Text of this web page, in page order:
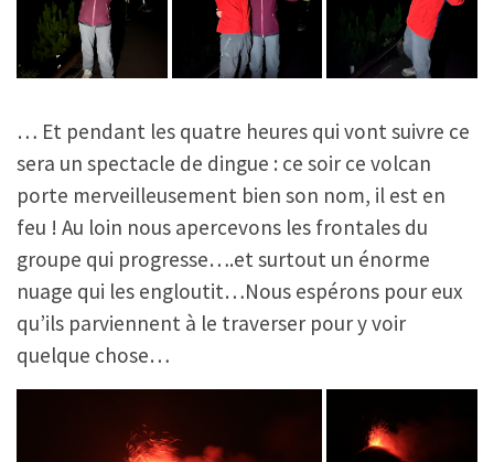
… Et pendant les quatre heures qui vont suivre ce
sera un spectacle de dingue : ce soir ce volcan
porte merveilleusement bien son nom, il est en
feu ! Au loin nous apercevons les frontales du
groupe qui progresse….et surtout un énorme
nuage qui les engloutit…Nous espérons pour eux
qu’ils parviennent à le traverser pour y voir
quelque chose…